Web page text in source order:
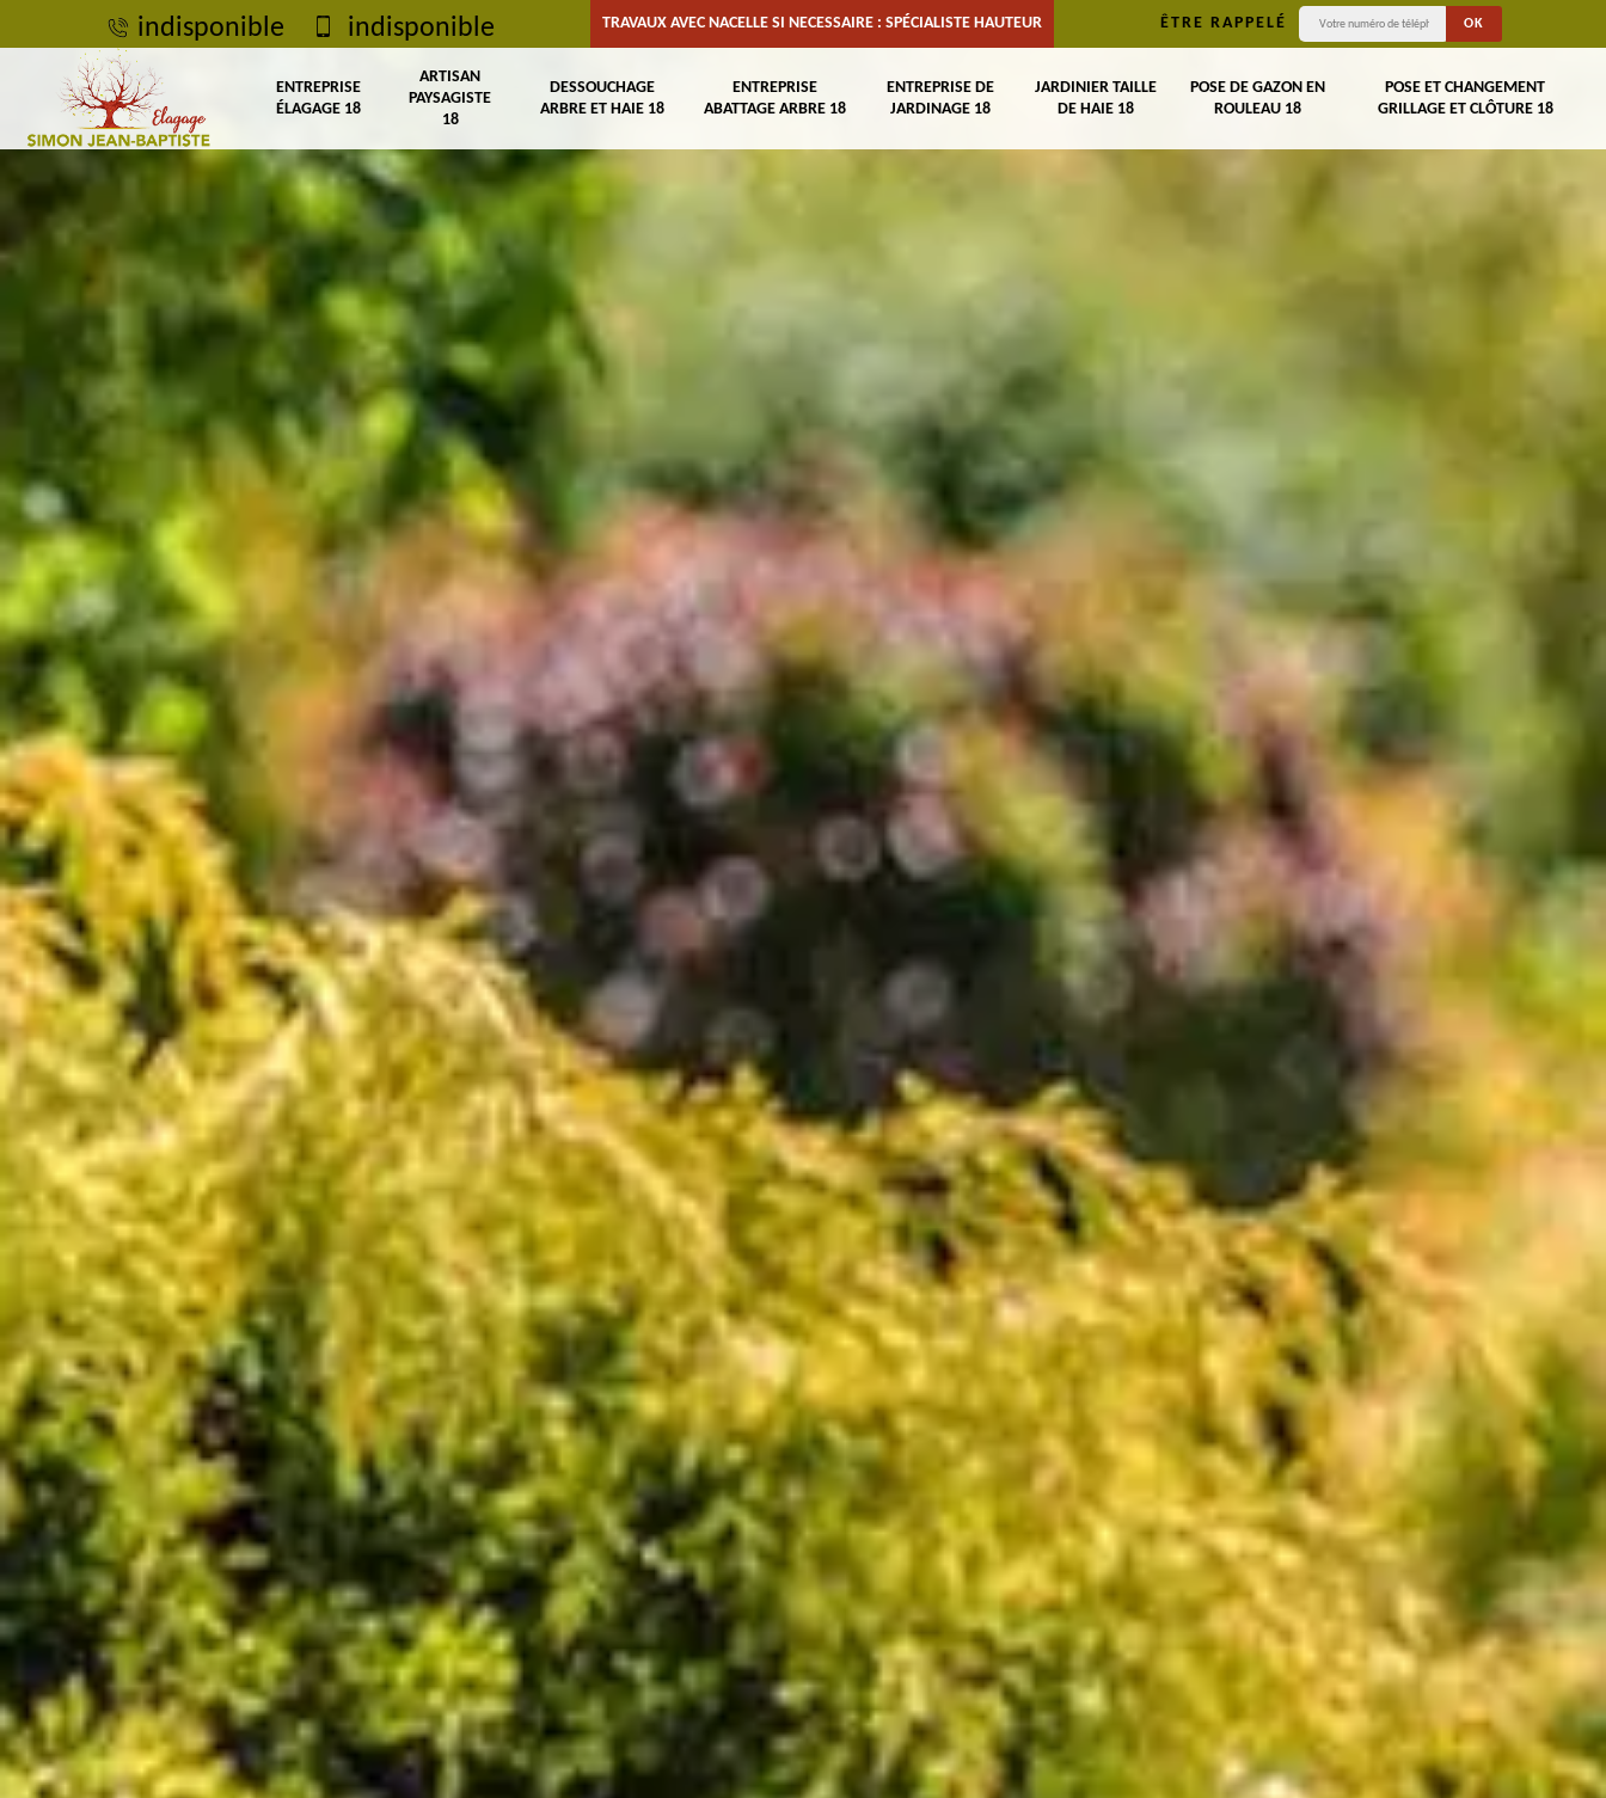
indisponible indisponible TRAVAUX AVEC NACELLE SI NECESSAIRE : SPÉCIALISTE HAUTEUR ÊTRE RAPPELÉ
ENTREPRISE
ÉLAGAGE 18
ARTISAN
PAYSAGISTE
18
DESSOUCHAGE
ARBRE ET HAIE 18
ENTREPRISE
ABATTAGE ARBRE 18
ENTREPRISE DE
JARDINAGE 18
JARDINIER TAILLE
DE HAIE 18
POSE DE GAZON EN
ROULEAU 18
POSE ET CHANGEMENT
GRILLAGE ET CLÔTURE 18